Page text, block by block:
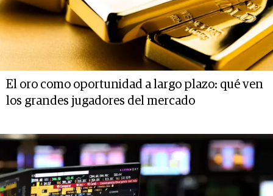
El oro como oportunidad a largo plazo: qué ven
los grandes jugadores del mercado